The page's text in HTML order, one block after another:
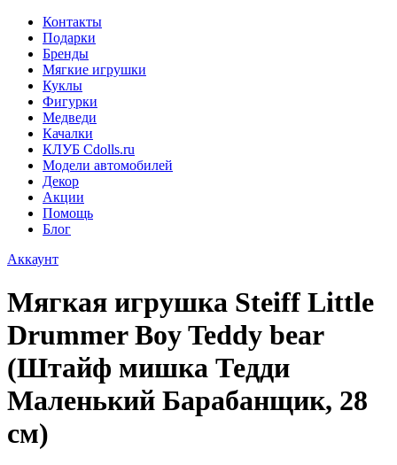
Контакты
Подарки
Бренды
Мягкие игрушки
Куклы
Фигурки
Медведи
Качалки
КЛУБ Cdolls.ru
Модели автомобилей
Декор
Акции
Помощь
Блог
Аккаунт
Мягкая игрушка Steiff Little
Drummer Boy Teddy bear
(Штайф мишка Тедди
Маленький Барабанщик, 28
см)